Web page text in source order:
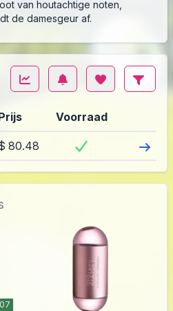
van houtachtige noten,
de damesgeur af.
Voorraad
80.48